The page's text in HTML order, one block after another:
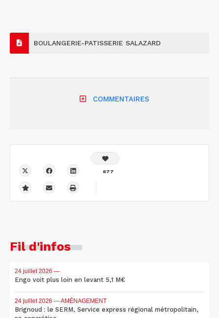
BOULANGERIE-PATISSERIE SALAZARD
COMMENTAIRES
677
Fil d'infos
24 juillet 2026 —
Engo voit plus loin en levant 5,1 M€
24 juillet 2026 — AMÉNAGEMENT
Brignoud : le SERM, Service express régional métropolitain,